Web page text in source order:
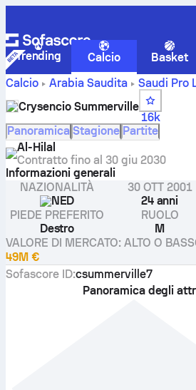
Trending Calcio Basket
Calcio
Arabia Saudita Saudi Pro
valutazioni e gol di Crysencio
Crysencio Summerville
16k
Panoramica Stagione Partite
Al-Hilal
Contratto fino al 30 giu 2030
Informazioni generali
NAZIONALITÀ
NED
30 OTT 2001
24 anni
PIEDE PREFERITO
Destro
RUOLO
M
VALORE DI MERCATO: ALTO O
49M €
Sofascore ID:csummerville7
Panoramica degli